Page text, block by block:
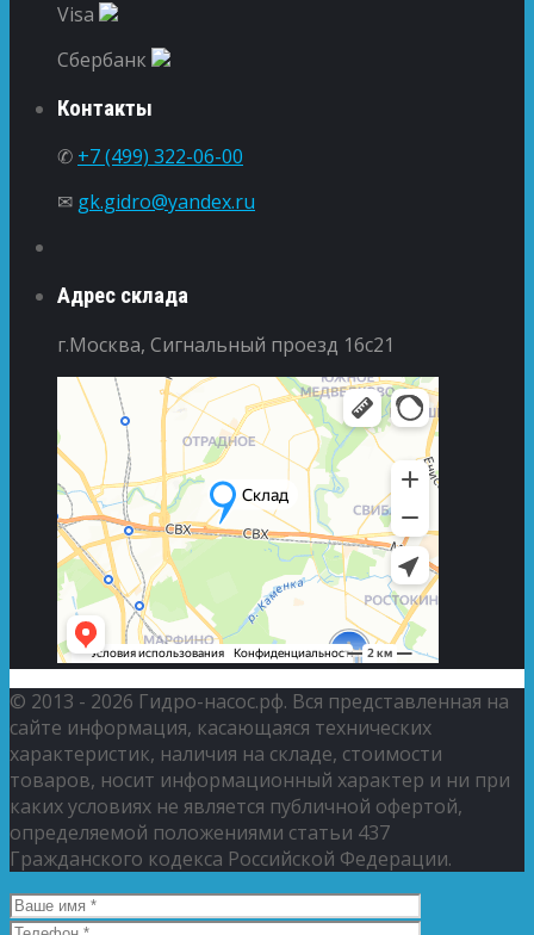
Visa
Сбербанк
Контакты
✆ +7 (499) 322-06-00
✉ gk.gidro@yandex.ru
Адрес склада
г.Москва, Сигнальный проезд 16с21
© 2013 - 2026 Гидро-насос.рф. Вся представленная на
сайте информация, касающаяся технических
характеристик, наличия на складе, стоимости
товаров, носит информационный характер и ни при
каких условиях не является публичной офертой,
определяемой положениями статьи 437
Гражданского кодекса Российской Федерации.